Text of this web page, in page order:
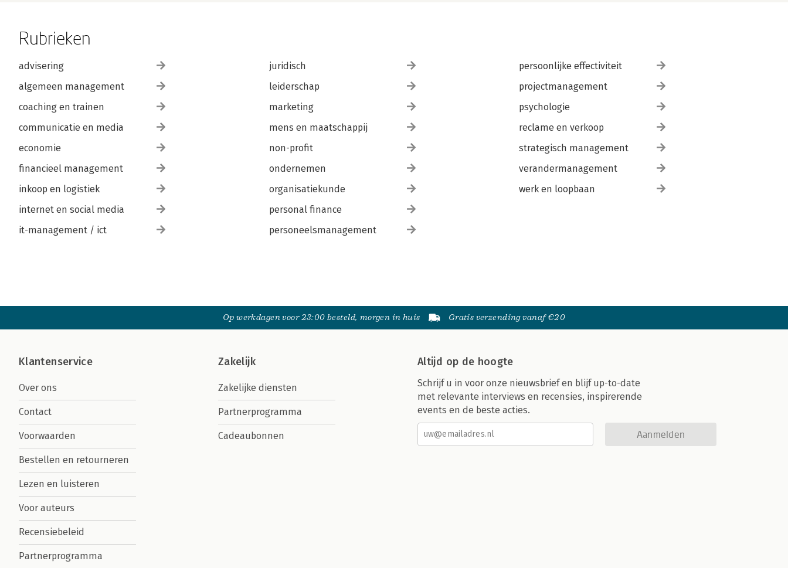
Rubrieken
advisering
algemeen management
coaching en trainen
communicatie en media
economie
financieel management
inkoop en logistiek
internet en social media
it-management / ict
juridisch
leiderschap
marketing
mens en maatschappij
non-profit
ondernemen
organisatiekunde
personal finance
personeelsmanagement
persoonlijke effectiviteit
projectmanagement
psychologie
reclame en verkoop
strategisch management
verandermanagement
werk en loopbaan
Op werkdagen voor 23:00 besteld, morgen in huis Gratis verzending vanaf €20
Klantenservice
Over ons
Contact
Voorwaarden
Bestellen en retourneren
Lezen en luisteren
Voor auteurs
Recensiebeleid
Partnerprogramma
Zakelijk
Zakelijke diensten
Partnerprogramma
Cadeaubonnen
Altijd op de hoogte
Schrijf u in voor onze nieuwsbrief en blijf up-to-date
met relevante interviews en recensies, inspirerende
events en de beste acties.
Aanmelden